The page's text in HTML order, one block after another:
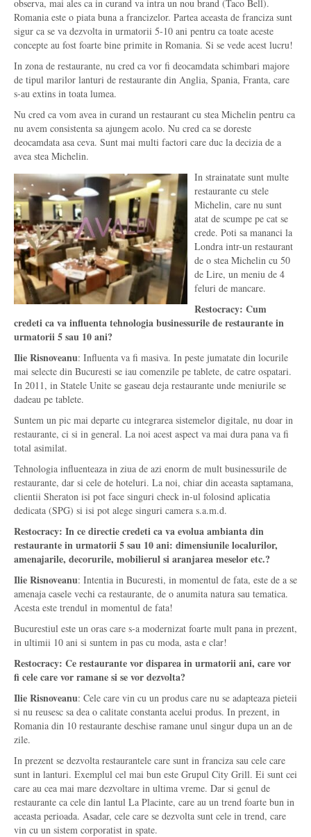
observa, mai ales ca in curand va intra un nou brand (Taco Bell).
Romania este o piata buna a francizelor. Partea aceasta de franciza sunt
sigur ca se va dezvolta in urmatorii 5-10 ani pentru ca toate aceste
concepte au fost foarte bine primite in Romania. Si se vede acest lucru!
In zona de restaurante, nu cred ca vor fi deocamdata schimbari majore
de tipul marilor lanturi de restaurante din Anglia, Spania, Franta, care
s-au extins in toata lumea.
Nu cred ca vom avea in curand un restaurant cu stea Michelin pentru ca
nu avem consistenta sa ajungem acolo. Nu cred ca se doreste
deocamdata asa ceva. Sunt mai multi factori care duc la decizia de a
avea stea Michelin.
In strainatate sunt multe
restaurante cu stele
Michelin, care nu sunt
atat de scumpe pe cat se
crede. Poti sa mananci la
Londra intr-un restaurant
de o stea Michelin cu 50
de Lire, un meniu de 4
feluri de mancare.
Restocracy: Cum
credeti ca va influenta tehnologia businessurile de restaurante in
urmatorii 5 sau 10 ani?
Ilie Risnoveanu: Influenta va fi masiva. In peste jumatate din locurile
mai selecte din Bucuresti se iau comenzile pe tablete, de catre ospatari.
In 2011, in Statele Unite se gaseau deja restaurante unde meniurile se
dadeau pe tablete.
Suntem un pic mai departe cu integrarea sistemelor digitale, nu doar in
restaurante, ci si in general. La noi acest aspect va mai dura pana va fi
total asimilat.
Tehnologia influenteaza in ziua de azi enorm de mult businessurile de
restaurante, dar si cele de hoteluri. La noi, chiar din aceasta saptamana,
clientii Sheraton isi pot face singuri check in-ul folosind aplicatia
dedicata (SPG) si isi pot alege singuri camera s.a.m.d.
Restocracy: In ce directie credeti ca va evolua ambianta din
restaurante in urmatorii 5 sau 10 ani: dimensiunile localurilor,
amenajarile, decorurile, mobilierul si aranjarea meselor etc.?
Ilie Risnoveanu: Intentia in Bucuresti, in momentul de fata, este de a se
amenaja casele vechi ca restaurante, de o anumita natura sau tematica.
Acesta este trendul in momentul de fata!
Bucurestiul este un oras care s-a modernizat foarte mult pana in prezent,
in ultimii 10 ani si suntem in pas cu moda, asta e clar!
Restocracy: Ce restaurante vor disparea in urmatorii ani, care vor
fi cele care vor ramane si se vor dezvolta?
Ilie Risnoveanu: Cele care vin cu un produs care nu se adapteaza pieteii
si nu reusesc sa dea o calitate constanta acelui produs. In prezent, in
Romania din 10 restaurante deschise ramane unul singur dupa un an de
zile.
In prezent se dezvolta restaurantele care sunt in franciza sau cele care
sunt in lanturi. Exemplul cel mai bun este Grupul City Grill. Ei sunt cei
care au cea mai mare dezvoltare in ultima vreme. Dar si genul de
restaurante ca cele din lantul La Placinte, care au un trend foarte bun in
aceasta perioada. Asadar, cele care se dezvolta sunt cele in trend, care
vin cu un sistem corporatist in spate.